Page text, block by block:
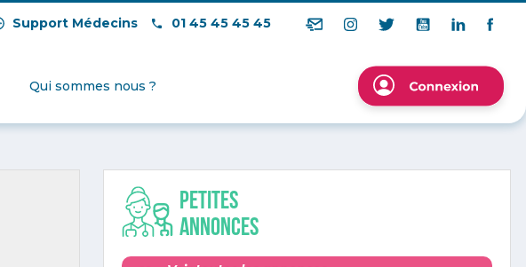
Support Médecins 01 45 45 45 45
Qui sommes nous ?
Petites
annonces